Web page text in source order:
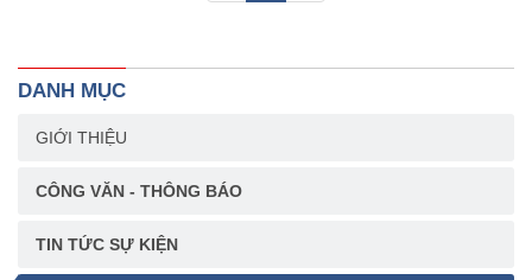
DANH MỤC
GIỚI THIỆU
CÔNG VĂN - THÔNG BÁO
TIN TỨC SỰ KIỆN